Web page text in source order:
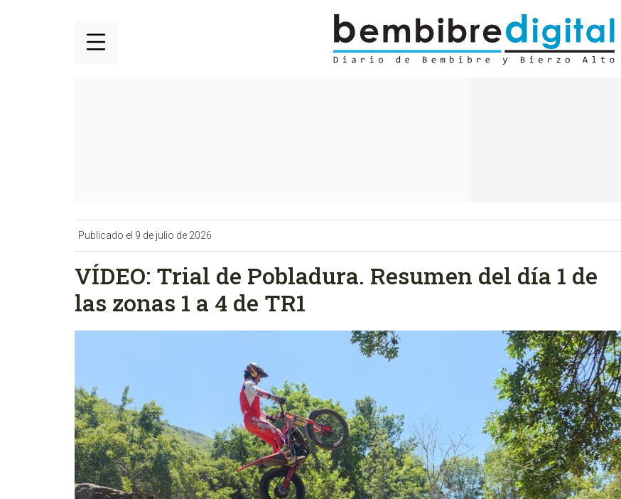
Publicado el 9 de julio de 2026
VÍDEO: Trial de Pobladura. Resumen del día 1 de
las zonas 1 a 4 de TR1